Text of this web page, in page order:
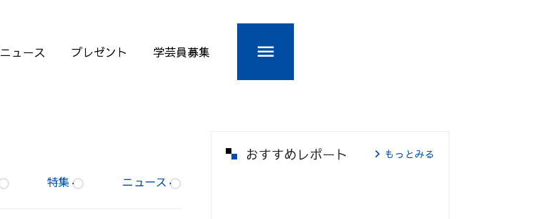
ニュース プレゼント 学芸員募集
特集 ニュース
おすすめレポート もっとみる